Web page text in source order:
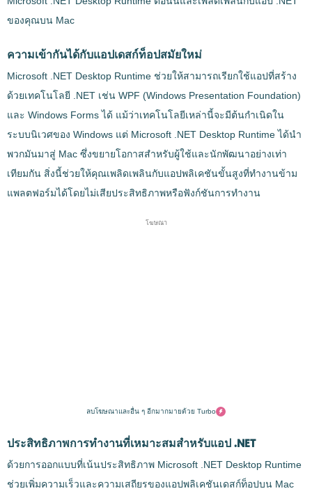
ของคุณบน Mac
ความเข้ากันได้กับแอปเดสก์ท็อปสมัยใหม่
Microsoft .NET Desktop Runtime ช่วยให้สามารถเรียกใช้แอปที่สร้าง
ด้วยเทคโนโลยี .NET เช่น WPF (Windows Presentation Foundation)
และ Windows Forms ได้ แม้ว่าเทคโนโลยีเหล่านี้จะมีต้นกำเนิดใน
ระบบนิเวศของ Windows แต่ Microsoft .NET Desktop Runtime ได้นำ
พวกมันมาสู่ Mac ซึ่งขยายโอกาสสำหรับผู้ใช้และนักพัฒนาอย่างเท่า
เทียมกัน สิ่งนี้ช่วยให้คุณเพลิดเพลินกับแอปพลิเคชันขั้นสูงที่ทำงานข้าม
แพลตฟอร์มได้โดยไม่เสียประสิทธิภาพหรือฟังก์ชันการทำงาน
โฆษณา
ลบโฆษณาและอื่น ๆ อีกมากมายด้วย Turbo
ประสิทธิภาพการทำงานที่เหมาะสมสำหรับแอป .NET
ด้วยการออกแบบที่เน้นประสิทธิภาพ Microsoft .NET Desktop Runtime
ช่วยเพิ่มความเร็วและความเสถียรของแอปพลิเคชันเดสก์ท็อปบน Mac